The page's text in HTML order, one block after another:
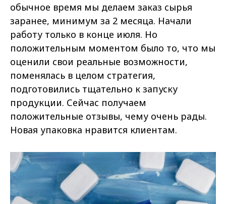
обычное время мы делаем заказ сырья
заранее, минимум за 2 месяца. Начали
работу только в конце июля. Но
положительным моментом было то, что мы
оценили свои реальные возможности,
поменялась в целом стратегия,
подготовились тщательно к запуску
продукции. Сейчас получаем
положительные отзывы, чему очень рады.
Новая упаковка нравится клиентам.